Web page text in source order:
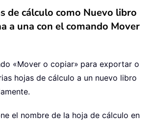
de cálculo como Nuevo libro
a una con el comando Mover
«Mover o copiar» para exportar o
hojas de cálculo a un nuevo libro
el nombre de la hoja de cálculo en